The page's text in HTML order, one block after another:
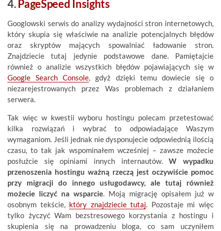
4. PageSpeed Insights
Googlowski serwis do analizy wydajności stron internetowych,
który skupia się właściwie na analizie potencjalnych błędów
oraz skryptów mających spowalniać ładowanie stron.
Znajdziecie tutaj jedynie podstawowe dane. Pamiętajcie
również o analizie wszystkich błędów pojawiających się w
Google Search Console, gdyż dzięki temu dowiecie się o
niezarejestrowanych przez Was problemach z działaniem
serwera.
Tak więc w kwestii wyboru hostingu polecam przetestować
kilka rozwiązań i wybrać to odpowiadające Waszym
wymaganiom. Jeśli jednak nie dysponujecie odpowiednią ilością
czasu, to tak jak wspominałem wcześniej – zawsze możecie
posłużcie się opiniami innych internautów.W wypadku
przenoszenia hostingu ważną rzeczą jest oczywiście pomoc
przy migracji do innego usługodawcy, ale tutaj również
możecie liczyć na wsparcie. Moją migrację opisałem już w
osobnym tekście, który znajdziecie tutaj. Pozostaje mi więc
tylko życzyć Wam bezstresowego korzystania z hostingu i
skupienia się na prowadzeniu bloga, co sam uczyniłem